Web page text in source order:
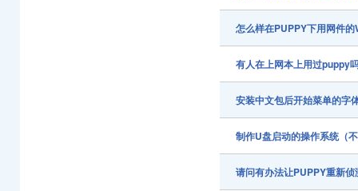
怎么样在PUPPY下用网件
有人在上网本上用过puppy
安装中文包后开始菜单的字
制作U盘启动的操作系统（
请问有办法让PUPPY重新